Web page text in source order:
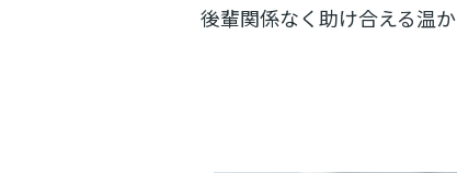
後輩関係なく助け合える温